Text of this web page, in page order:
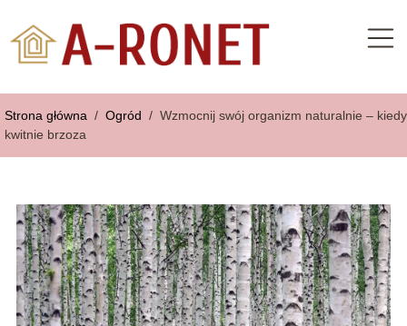
Strona główna / Ogród / Wzmocnij swój organizm naturalnie – kiedy
kwitnie brzoza